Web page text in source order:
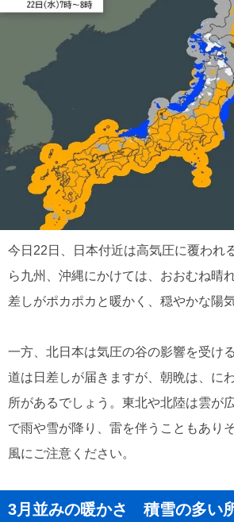
今日22日、日本付近は高気圧に覆われ
ら九州、沖縄にかけては、おおむね晴
差しがポカポカと暖かく、穏やかな陽
一方、北日本は気圧の谷の影響を受け
道は日差しが届きますが、朝晩は、に
所があるでしょう。東北や北陸は雲が
で雨や雪が降り、雷を伴うこともあり
風にご注意ください。
3月並みの暖かさ 積雪の多い